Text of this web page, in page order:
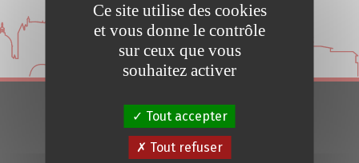
Conseils et Astuces
Devis en 24H
Notre métier
Ce site utilise des cookies
et vous donne le contrôle
sur ceux que vous
souhaitez activer
Tout accepter
Tout refuser